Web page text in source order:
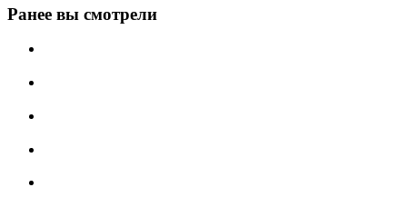
Ранее вы смотрели